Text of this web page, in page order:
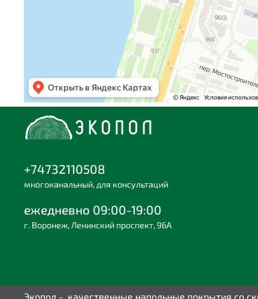
+74732110508
многоканальный, для консультаций
ежедневно 09:00-19:00
г. Воронеж, Ленинский проспект, 96А
Экопол - качественные напольные покрытия со